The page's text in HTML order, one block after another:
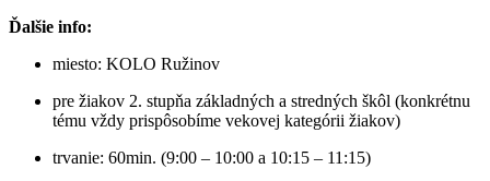
Ďalšie info:
miesto: KOLO Ružinov
pre žiakov 2. stupňa základných a stredných škôl (konkrétnu
tému vždy prispôsobíme vekovej kategórii žiakov)
trvanie: 60min. (9:00 – 10:00 a 10:15 – 11:15)